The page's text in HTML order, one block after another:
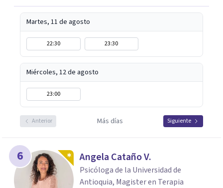
Martes, 11 de agosto
22:30 23:30
Miércoles, 12 de agosto
23:00
Anterior Más días Siguiente
6 Angela Cataño V.
Psicóloga de la Universidad de
Antioquia, Magister en Terapia